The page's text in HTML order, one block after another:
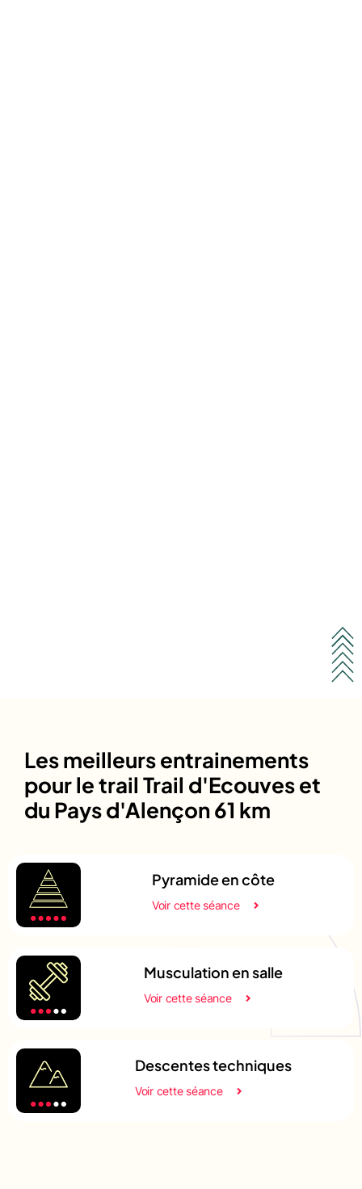
Les meilleurs entrainements
pour le trail Trail d'Ecouves et
du Pays d'Alençon 61 km
Pyramide en côte
Voir cette séance
Musculation en salle
Voir cette séance
Descentes techniques
Voir cette séance